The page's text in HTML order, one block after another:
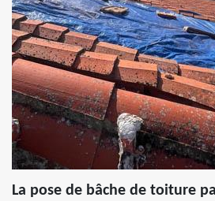
La pose de bâche de toiture